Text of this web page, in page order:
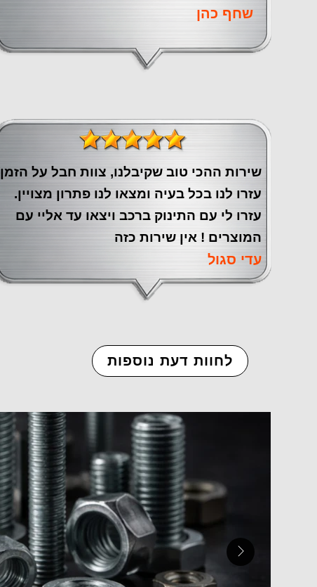
שחף כהן
שירות ההכי טוב שקיבלנו, צוות חבל על הזמן
עזרו לנו בכל בעיה ומצאו לנו פתרון מצויין.
עזרו לי עם התינוק ברכב ויצאו עד אליי עם
המוצרים ! אין שירות כזה
עדי סגול
לחוות דעת נוספות